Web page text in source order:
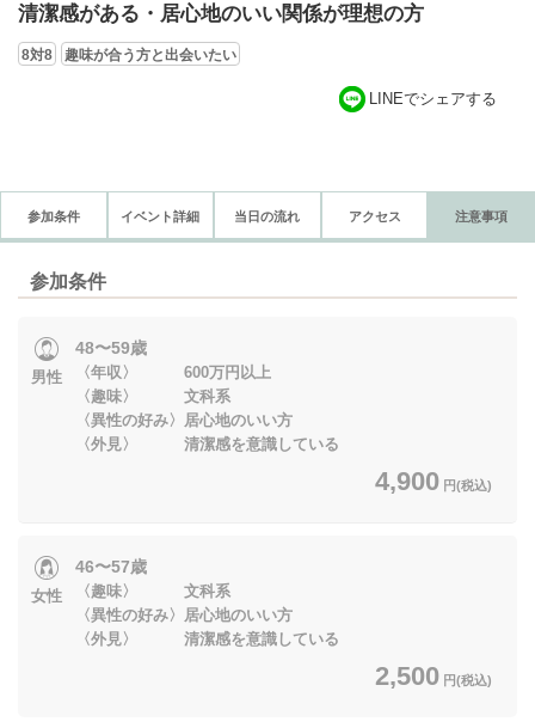
清潔感がある・居心地のいい関係が理想の方
8対8 趣味が合う方と出会いたい
LINEでシェアする
参加条件 イベント詳細 当日の流れ アクセス 注意事項
参加条件
男性
48〜59歳
〈年収〉 600万円以上
〈趣味〉 文科系
〈異性の好み〉居心地のいい方
〈外見〉 清潔感を意識している
4,900 円(税込)
女性
46〜57歳
〈趣味〉 文科系
〈異性の好み〉居心地のいい方
〈外見〉 清潔感を意識している
2,500 円(税込)